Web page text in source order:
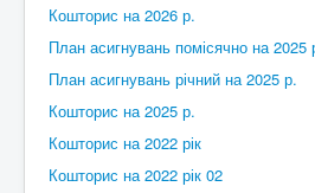
Корисні лінки
Дистанційне навчання
Контакти
Кошторис на 2026 р.
План асигнувань помісячно на 2025
План асигнувань річний на 2025 р.
Кошторис на 2025 р.
Кошторис на 2022 рік
Кошторис на 2022 рік 02